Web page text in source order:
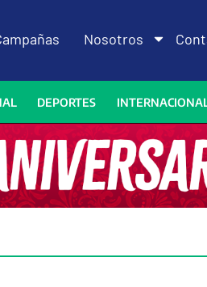
Nosotros
DEPORTES